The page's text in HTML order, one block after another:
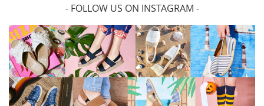
- FOLLOW US ON INSTAGRAM -